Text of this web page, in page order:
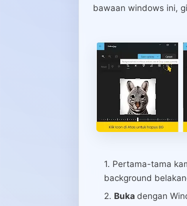
bawaan windows ini,
Pertama-tama
background
Buka dengan